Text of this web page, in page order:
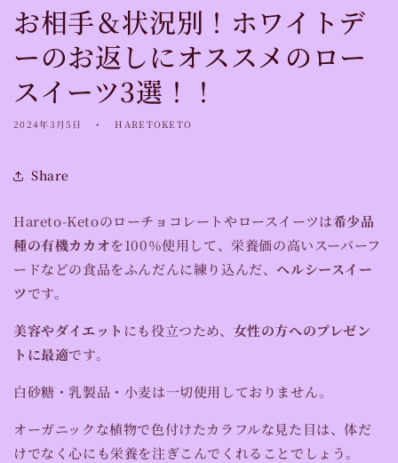
お相手＆状況別！ホワイトデ
ーのお返しにオススメのロー
スイーツ3選！！
2024年3月5日 HARETOKETO
Share
Hareto-Ketoのローチョコレートやロースイーツは希少品
種の有機カカオを100％使用して、栄養価の高いスーパーフ
ードなどの食品をふんだんに練り込んだ、ヘルシースイー
ツです。
美容やダイエット にも役立つため、 女性の方へのプレゼン
トに最適です。
白砂糖・乳製品・小麦は一切使用しておりません。
オーガニックな植物で色付けたカラフルな見た目は、体だ
けでなく心にも栄養を注ぎこんでくれることでしょう。